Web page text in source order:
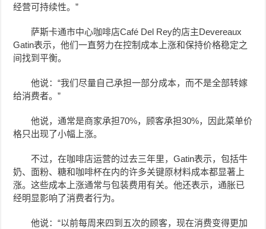
经营可持续性。”
萨斯卡通市中心咖啡店Café Del Rey的店主Devereaux
Gatin表示，他们一直努力在控制成本上涨和保持价格稳定之
间找到平衡。
他说：“我们尽量自己承担一部分成本，而不是全部转嫁
给消费者。”
他说，通常是商家承担70%，顾客承担30%，因此菜单价
格只出现了小幅上涨。
不过，在咖啡店运营的过去三年里，Gatin表示，包括牛
奶、面粉、糖和咖啡杯在内的许多关键原材料成本都显著上
涨。这些成本上涨通常与包装费用有关。他还表示，通胀已
经明显影响了消费者行为。
他说：“以前每周来四到五次的顾客，现在消费变得更加